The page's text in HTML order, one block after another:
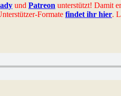
und Patreon unterstützt! Damit
Formate findet ihr hier.